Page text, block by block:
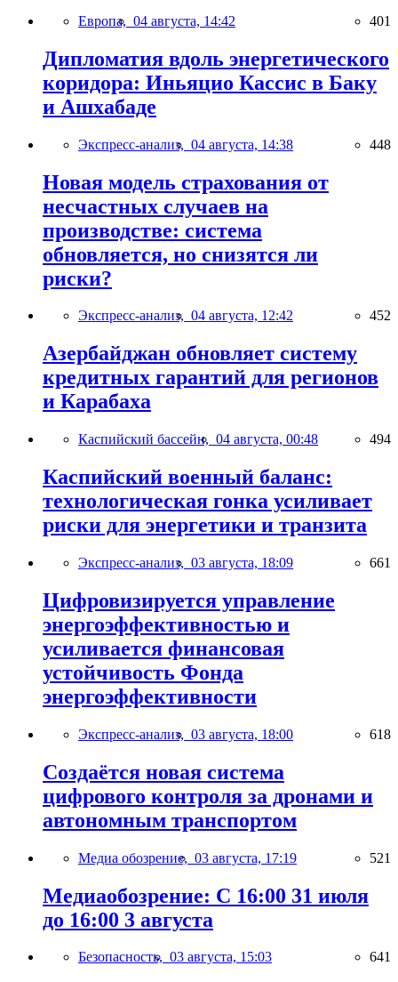
Европа, 04 августа, 14:42 401
Дипломатия вдоль энергетического
коридора: Иньяцио Кассис в Баку
и Ашхабаде
Экспресс-анализ, 04 августа, 14:38 448
Новая модель страхования от
несчастных случаев на
производстве: система
обновляется, но снизятся ли
риски?
Экспресс-анализ, 04 августа, 12:42 452
Азербайджан обновляет систему
кредитных гарантий для регионов
и Карабаха
Каспийский бассейн, 04 августа, 00:48 494
Каспийский военный баланс:
технологическая гонка усиливает
риски для энергетики и транзита
Экспресс-анализ, 03 августа, 18:09 661
Цифровизируется управление
энергоэффективностью и
усиливается финансовая
устойчивость Фонда
энергоэффективности
Экспресс-анализ, 03 августа, 18:00 618
Создаётся новая система
цифрового контроля за дронами и
автономным транспортом
Медиа обозрение, 03 августа, 17:19 521
Медиаобозрение: С 16:00 31 июля
до 16:00 3 августа
Безопасность, 03 августа, 15:03 641